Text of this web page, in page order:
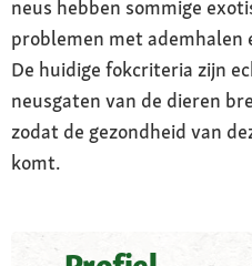
neus hebben sommige
problemen met
De huidige fokcriteria zijn
neusgaten van de dieren
zodat de gezondheid van
komt.